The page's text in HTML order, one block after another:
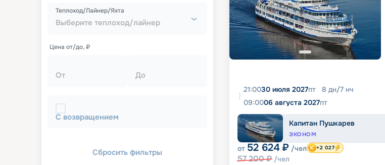
Выберите теплоход/лайнер
Теплоход/Лайнер/Яхта
Цена от/до, ₽
От До
С возвращением
Сбросить фильтры
21:0030 июля 2027пт 8 дн/7 нч
09:0006 августа 2027пт
Капитан Пушкарев
ЭКОНОМ
от 52 624 ₽ /чел
57 200₽ /чел
+2 027